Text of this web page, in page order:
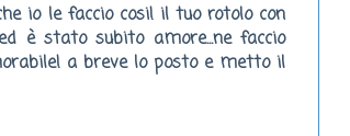
io le faccio cosi! il tuo rotolo con
è stato subito amore...ne faccio
a breve lo posto e metto il